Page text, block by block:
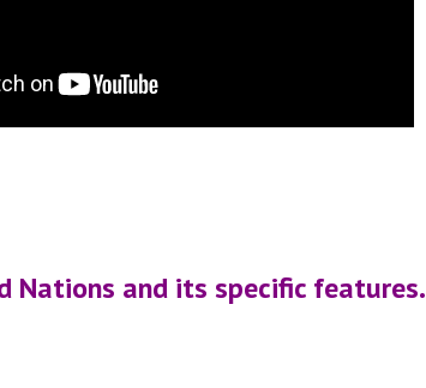
Nations and its specific features.